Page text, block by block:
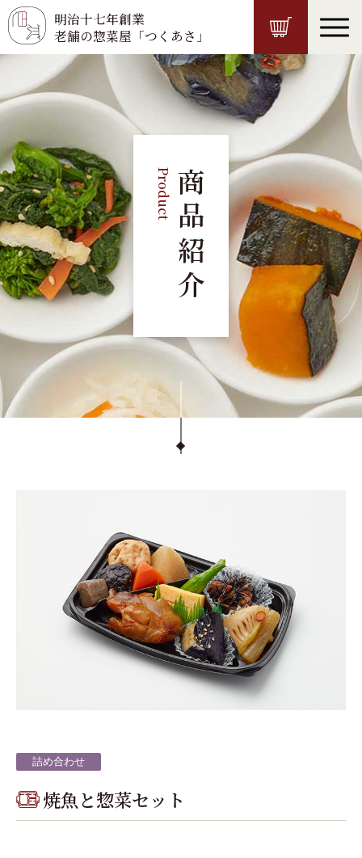
明治十七年創業
老舗の惣菜屋「つくあさ」
商品紹介
Product
詰め合わせ
焼魚と惣菜セット